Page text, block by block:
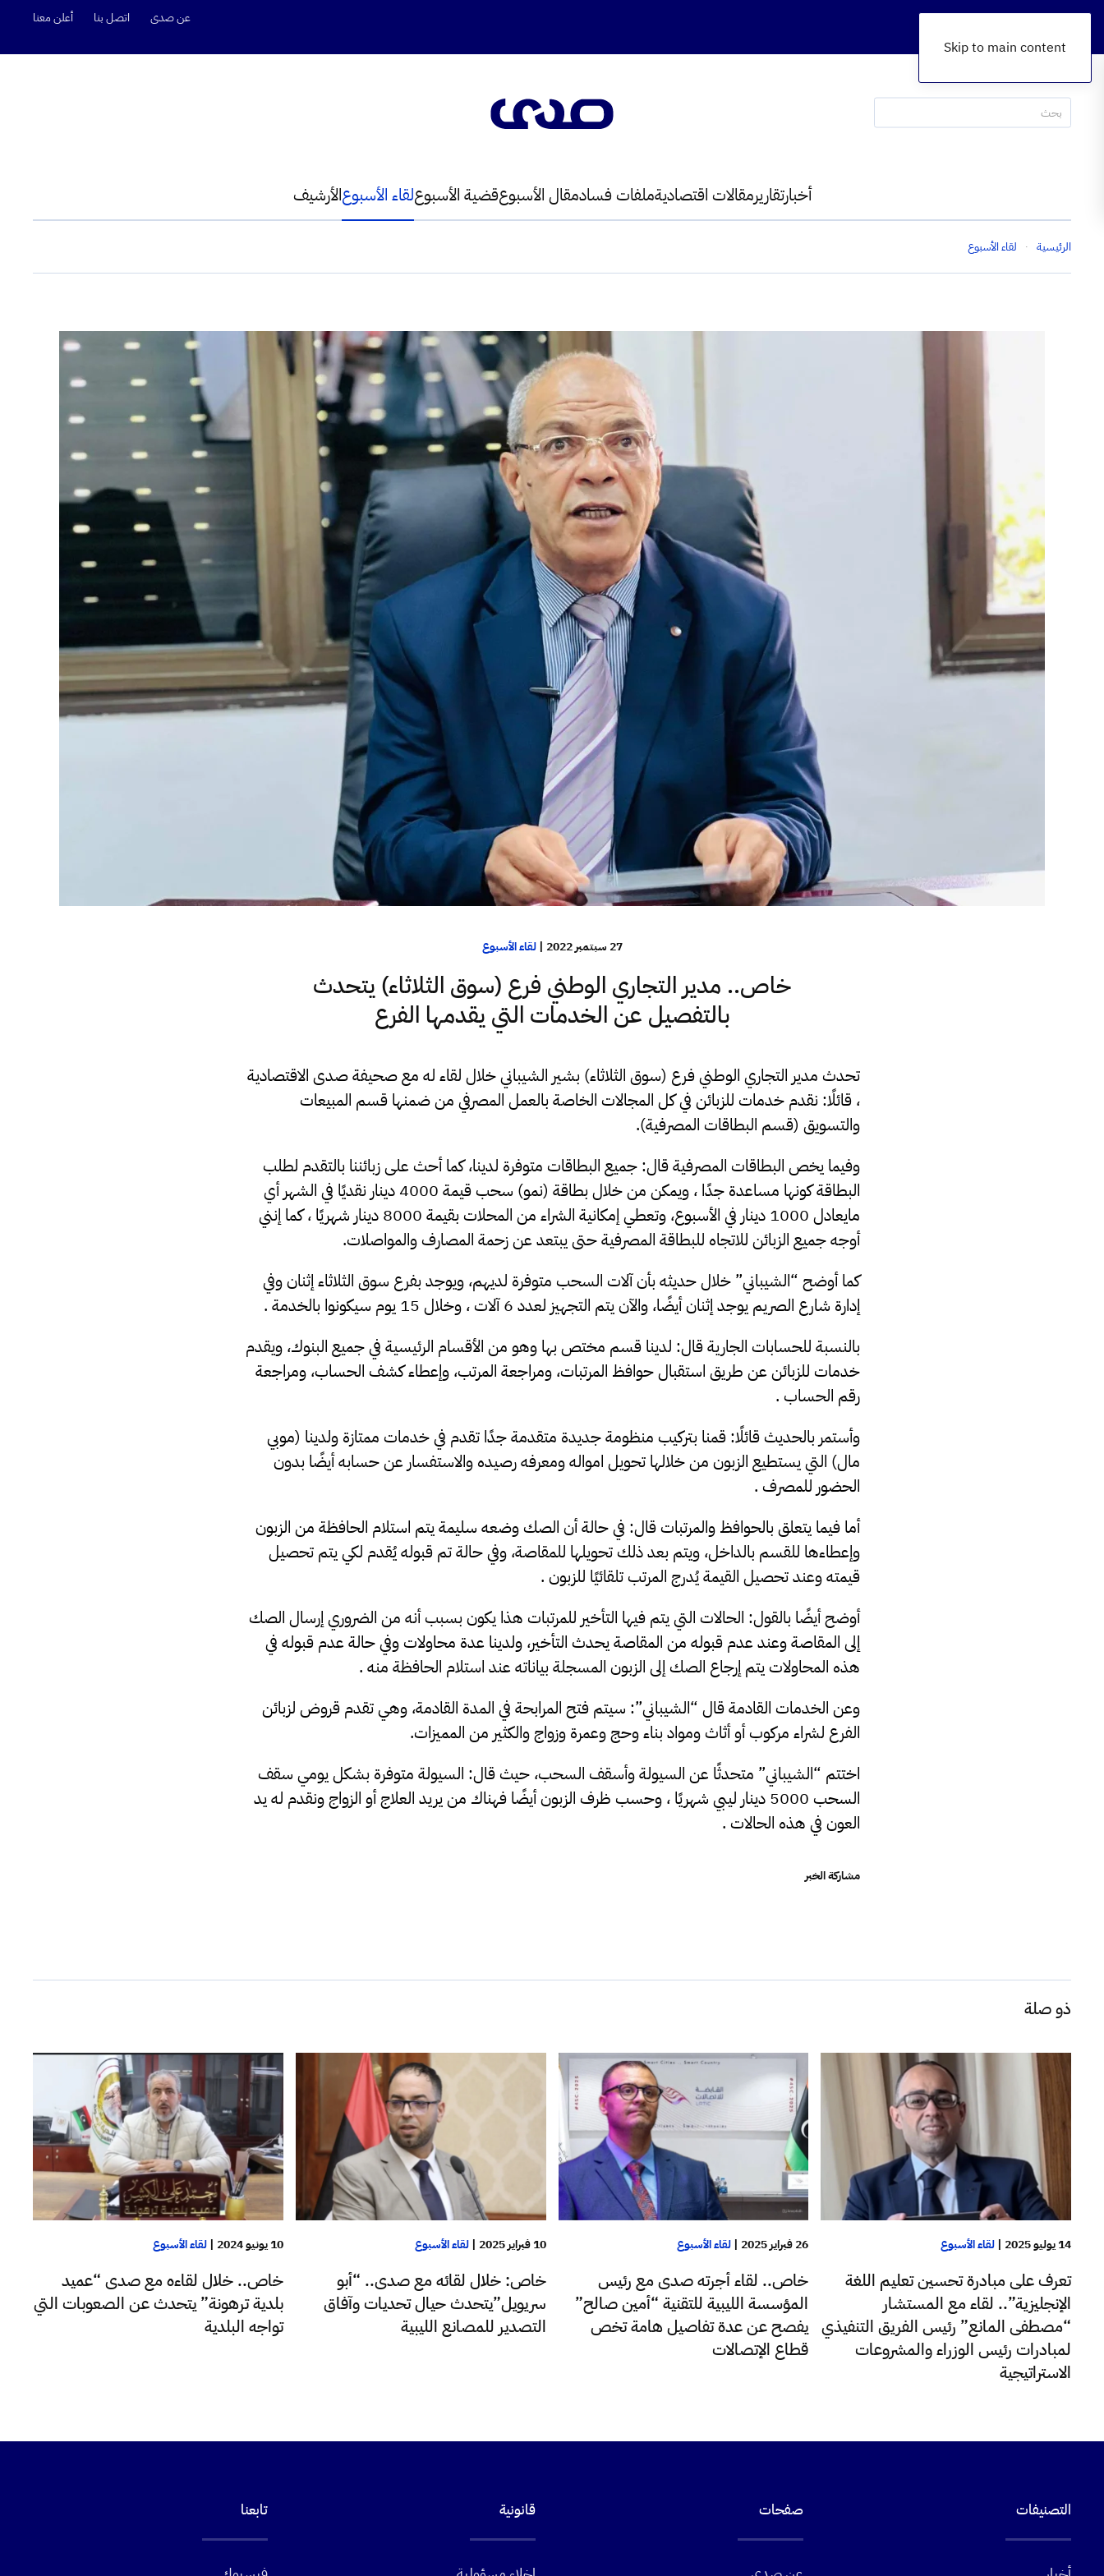
Skip to main content
عن صدى اتصل بنا أعلن معنا
أخبارتقاريرمقالات اقتصاديةملفات فسادمقال الأسبوعقضية الأسبوعلقاء الأسبوعالأرشيف
الرئيسية لقاء الأسبوع
27 سبتمبر 2022 |لقاء الأسبوع
خاص.. مدير التجاري الوطني فرع (سوق الثلاثاء) يتحدث
بالتفصيل عن الخدمات التي يقدمها الفرع
تحدث مدير التجاري الوطني فرع (سوق الثلاثاء) بشير الشيباني خلال لقاء له مع صحيفة صدى الاقتصادية
، قائلًا: نقدم خدمات للزبائن في كل المجالات الخاصة بالعمل المصرفي من ضمنها قسم المبيعات
والتسويق (قسم البطاقات المصرفية).
وفيما يخص البطاقات المصرفية قال: جميع البطاقات متوفرة لدينا، كما أحث على زبائننا بالتقدم لطلب
البطاقة كونها مساعدة جدًا ، ويمكن من خلال بطاقة (نمو) سحب قيمة 4000 دينار نقديًا في الشهر أي
مايعادل 1000 دينار في الأسبوع، وتعطي إمكانية الشراء من المحلات بقيمة 8000 دينار شهريًا ، كما إنني
أوجه جميع الزبائن للاتجاه للبطاقة المصرفية حتى يبتعد عن زحمة المصارف والمواصلات.
كما أوضح “الشيباني” خلال حديثه بأن آلات السحب متوفرة لديهم، ويوجد بفرع سوق الثلاثاء إثنان وفي
إدارة شارع الصريم يوجد إثنان أيضًا، والآن يتم التجهيز لعدد 6 آلات ، وخلال 15 يوم سيكونوا بالخدمة .
بالنسبة للحسابات الجارية قال: لدينا قسم مختص بها وهو من الأقسام الرئيسية في جميع البنوك، ويقدم
خدمات للزبائن عن طريق استقبال حوافظ المرتبات، ومراجعة المرتب، وإعطاء كشف الحساب، ومراجعة
رقم الحساب .
وأستمر بالحديث قائلًا: قمنا بتركيب منظومة جديدة متقدمة جدًا تقدم في خدمات ممتازة ولدينا (موبي
مال) التي يستطيع الزبون من خلالها تحويل امواله ومعرفه رصيده والاستفسار عن حسابه أيضًا بدون
الحضور للمصرف .
أما فيما يتعلق بالحوافظ والمرتبات قال: في حالة أن الصك وضعه سليمة يتم استلام الحافظة من الزبون
وإعطاءها للقسم بالداخل، ويتم بعد ذلك تحويلها للمقاصة، وفي حالة تم قبوله يُقدم لكي يتم تحصيل
قيمته وعند تحصيل القيمة يُدرج المرتب تلقائيًا للزبون .
أوضح أيضًا بالقول: الحالات التي يتم فيها التأخير للمرتبات هذا يكون بسبب أنه من الضروري إرسال الصك
إلى المقاصة وعند عدم قبوله من المقاصة يحدث التأخير، ولدينا عدة محاولات وفي حالة عدم قبوله في
هذه المحاولات يتم إرجاع الصك إلى الزبون المسجلة بياناته عند استلام الحافظة منه .
وعن الخدمات القادمة قال “الشيباني”: سيتم فتح المرابحة في المدة القادمة، وهي تقدم قروض لزبائن
الفرع لشراء مركوب أو أثاث ومواد بناء وحج وعمرة وزواج والكثير من المميزات.
اختتم “الشيباني” متحدثًا عن السيولة وأسقف السحب، حيث قال: السيولة متوفرة بشكل يومي سقف
السحب 5000 دينار ليبي شهريًا ، وحسب ظرف الزبون أيضًا فهناك من يريد العلاج أو الزواج ونقدم له يد
العون في هذه الحالات .
مشاركة الخبر
ذو صلة
14 يوليو 2025 | لقاء الأسبوع
تعرف على مبادرة تحسين تعليم اللغة
الإنجليزية”.. لقاء مع المستشار
“مصطفى المانع” رئيس الفريق التنفيذي
لمبادرات رئيس الوزراء والمشروعات
الاستراتيجية
26 فبراير 2025 | لقاء الأسبوع
خاص.. لقاء أجرته صدى مع رئيس
المؤسسة الليبية للتقنية “أمين صالح”
يفصح عن عدة تفاصيل هامة تخص
قطاع الإتصالات
10 فبراير 2025 |لقاء الأسبوع
خاص: خلال لقائه مع صدى.. “أبو
سريويل”يتحدث حيال تحديات وآفاق
التصدير للمصانع الليبية
10 يونيو 2024 |لقاء الأسبوع
خاص.. خلال لقاءه مع صدى “عميد
بلدية ترهونة” يتحدث عن الصعوبات التي
تواجه البلدية
التصنيفات صفحات قانونية تابعنا